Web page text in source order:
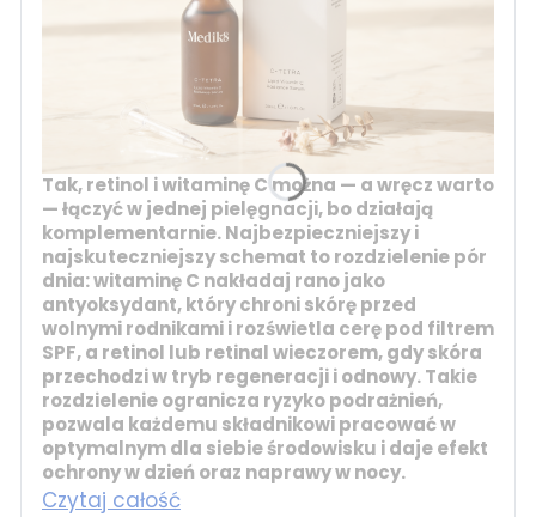
Tak, retinol i witaminę C można — a wręcz warto
— łączyć w jednej pielęgnacji, bo działają
komplementarnie. Najbezpieczniejszy i
najskuteczniejszy schemat to rozdzielenie pór
dnia:witaminę C nakładaj rano jako
antyoksydant, który chroni skórę przed
wolnymi rodnikami i rozświetla cerę pod filtrem
SPF, a retinol lub retinalwieczorem, gdy skóra
przechodzi w tryb regeneracji i odnowy. Takie
rozdzielenie ogranicza ryzyko podrażnień,
pozwala każdemu składnikowi pracować w
optymalnym dla siebie środowisku i daje efekt
ochrony w dzień oraz naprawy w nocy.
Czytaj całość